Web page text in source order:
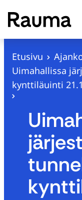
S
i
Etusivu
Uimahallissa
kynttiläuinti